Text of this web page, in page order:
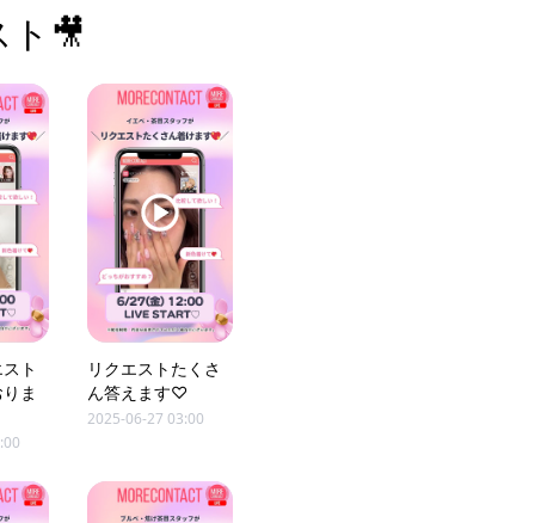
🎥
ト
ま
リクエストたくさ
ん答えます♡
2025-06-27 03:00